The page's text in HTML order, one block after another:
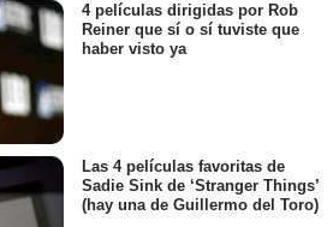
4 películas dirigidas por Rob
Reiner que sí o sí tuviste que
haber visto ya
Las 4 películas favoritas de
Sadie Sink de ‘Stranger Things’
(hay una de Guillermo del Toro)